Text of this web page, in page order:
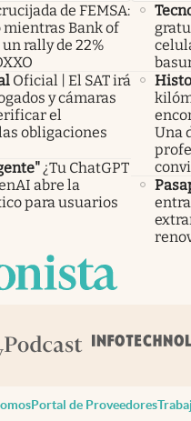
de FEMSA:
mientras Bank of
rally de 22%
Oficial | El SAT irá
y cámaras
el
obligaciones
¿Tu ChatGPT
abre la
para usuarios
Una
Portal de Proveedores